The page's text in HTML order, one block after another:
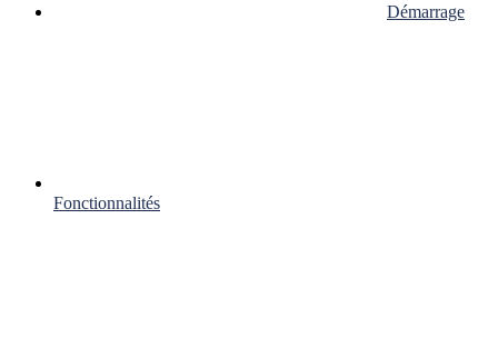
Démarrage
Fonctionnalités